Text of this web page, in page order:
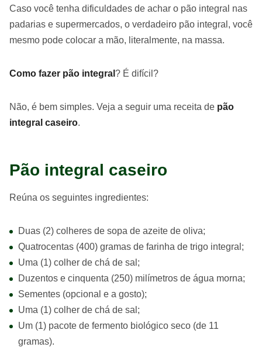
Caso você tenha dificuldades de achar o pão integral nas
padarias e supermercados, o verdadeiro pão integral, você
mesmo pode colocar a mão, literalmente, na massa.
Como fazer pão integral ? É difícil?
Não, é bem simples. Veja a seguir uma receita de pão
integral caseiro.
Pão integral caseiro
Reúna os seguintes ingredientes:
Duas (2) colheres de sopa de azeite de oliva;
Quatrocentas (400) gramas de farinha de trigo integral;
Uma (1) colher de chá de sal;
Duzentos e cinquenta (250) milímetros de água morna;
Sementes (opcional e a gosto);
Uma (1) colher de chá de sal;
Um (1) pacote de fermento biológico seco (de 11
gramas).